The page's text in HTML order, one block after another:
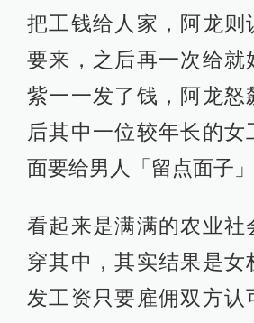
把工钱给人家，阿龙则
要来，之后再一次给就
紫一一发了钱，阿龙怒
后其中一位较年长的女
面要给男人「留点面子」
看起来是满满的农业社
穿其中，其实结果是女
发工资只要雇佣双方认